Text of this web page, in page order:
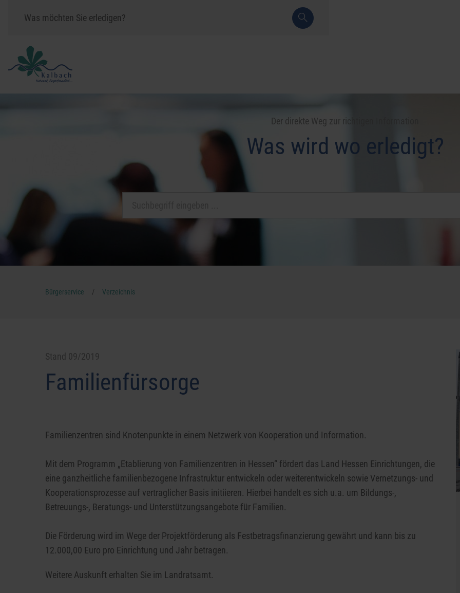
Der direkte Weg zur richtigen Information
Was wird wo erledigt?
Bürgerservice / Verzeichnis
Stand 09/2019
Familienfürsorge
Familienzentren sind Knotenpunkte in einem Netzwerk von Kooperation und Information.
Mit dem Programm „Etablierung von Familienzentren in Hessen“ fördert das Land Hessen Einrichtungen, die
eine ganzheitliche familienbezogene Infrastruktur entwickeln oder weiterentwickeln sowie Vernetzungs- und
Kooperationsprozesse auf vertraglicher Basis initiieren. Hierbei handelt es sich u.a. um Bildungs-,
Betreuungs-, Beratungs- und Unterstützungsangebote für Familien.
Die Förderung wird im Wege der Projektförderung als Festbetragsfinanzierung gewährt und kann bis zu
12.000,00 Euro pro Einrichtung und Jahr betragen.
Weitere Auskunft erhalten Sie im Landratsamt.